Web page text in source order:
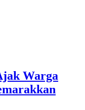
Warga